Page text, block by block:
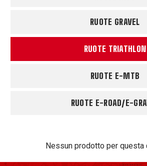
RUOTE GRAVEL
RUOTE TRIATHLON
RUOTE E-MTB
RUOTE E-ROAD/E-
Nessun prodotto per questa